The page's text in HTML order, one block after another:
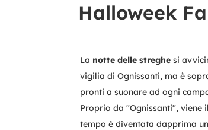
Halloweek
La notte delle streghesi
vigilia di Ognissanti, ma è
pronti a suonare ad ogni
Proprio da "Ognissanti", viene
tempo è diventata dapprima